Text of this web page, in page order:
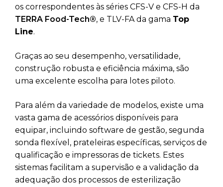
os correspondentes às séries CFS-V e CFS-H da
TERRA Food-Tech®, e TLV-FA da gama Top
Line.
Graças ao seu desempenho, versatilidade,
construção robusta e eficiência máxima, são
uma excelente escolha para lotes piloto.
Para além da variedade de modelos, existe uma
vasta gama de acessórios disponíveis para
equipar, incluindo software de gestão, segunda
sonda flexível, prateleiras específicas, serviços de
qualificação e impressoras de tickets. Estes
sistemas facilitam a supervisão e a validação da
adequação dos processos de esterilização